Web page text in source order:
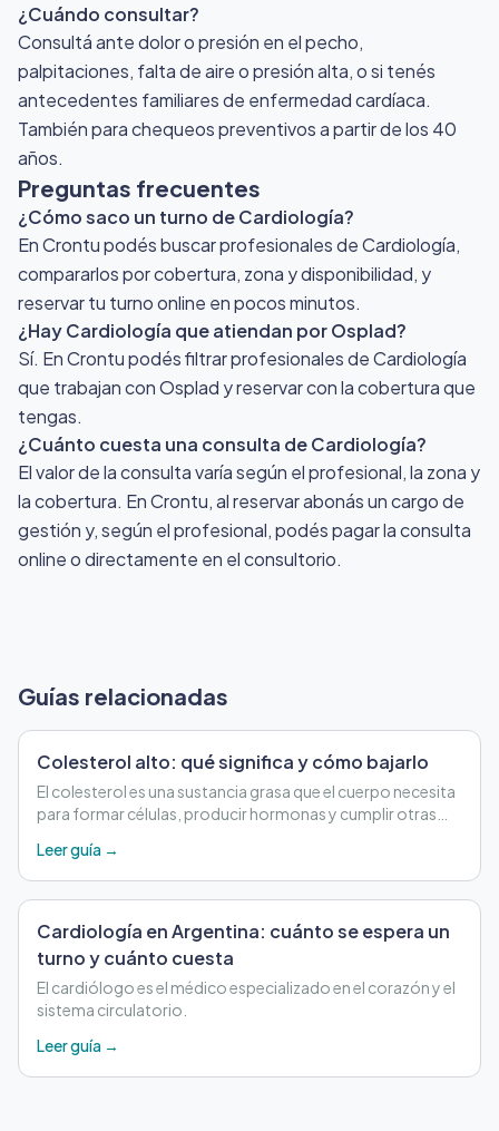
¿Cuándo consultar?
Consultá ante dolor o presión en el pecho,
palpitaciones, falta de aire o presión alta, o si tenés
antecedentes familiares de enfermedad cardíaca.
También para chequeos preventivos a partir de los 40
años.
Preguntas frecuentes
¿Cómo saco un turno de Cardiología?
En Crontu podés buscar profesionales de Cardiología,
compararlos por cobertura, zona y disponibilidad, y
reservar tu turno online en pocos minutos.
¿Hay Cardiología que atiendan por Osplad?
Sí. En Crontu podés filtrar profesionales de Cardiología
que trabajan con Osplad y reservar con la cobertura que
tengas.
¿Cuánto cuesta una consulta de Cardiología?
El valor de la consulta varía según el profesional, la zona y
la cobertura. En Crontu, al reservar abonás un cargo de
gestión y, según el profesional, podés pagar la consulta
online o directamente en el consultorio.
Guías relacionadas
Colesterol alto: qué significa y cómo bajarlo
El colesterol es una sustancia grasa que el cuerpo necesita
para formar células, producir hormonas y cumplir otras
Leer guía →
Cardiología en Argentina: cuánto se espera un
turno y cuánto cuesta
El cardiólogo es el médico especializado en el corazón y el
sistema circulatorio.
Leer guía →